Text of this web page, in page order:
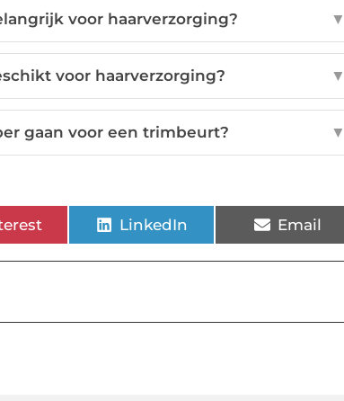
voor haarverzorging? ▼
voor haarverzorging? ▼
gaan voor een trimbeurt? ▼
LinkedIn Email